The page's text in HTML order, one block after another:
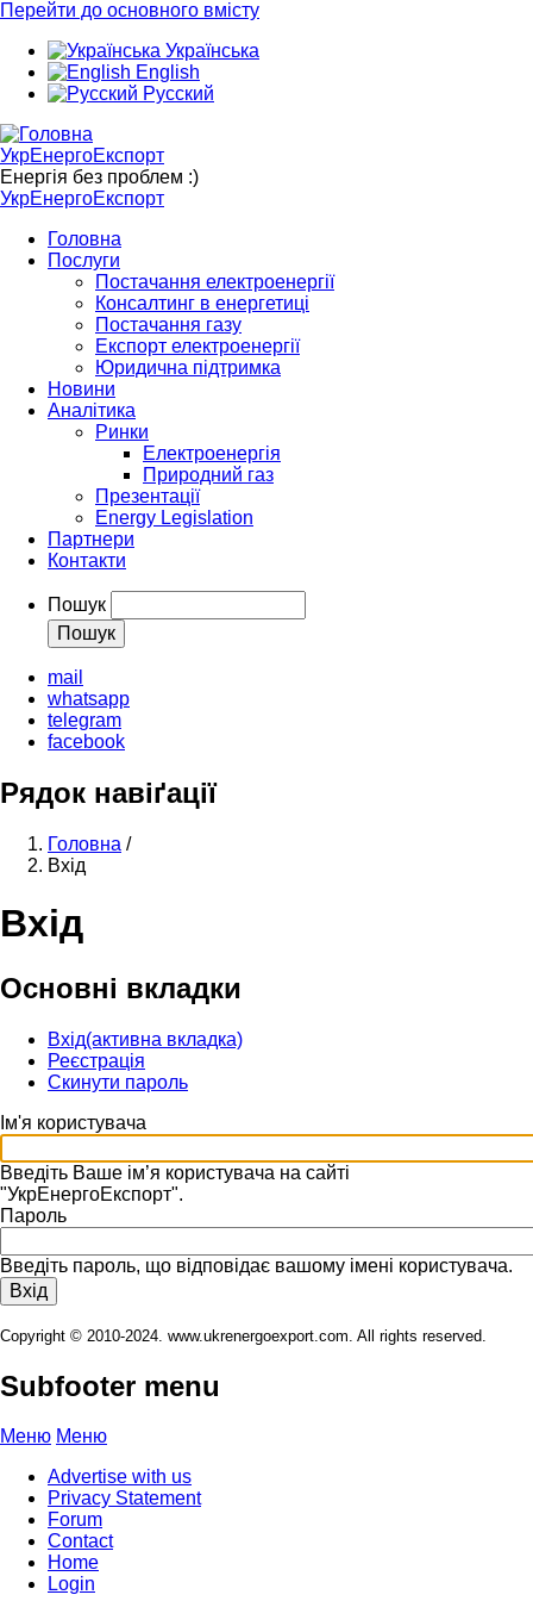
Перейти до основного вмісту
Українська
English
Русский
УкрЕнергоЕкспорт
Енергія без проблем :)
УкрЕнергоЕкспорт
Головна
Послуги
Постачання електроенергії
Консалтинг в енергетиці
Постачання газу
Експорт електроенергії
Юридична підтримка
Новини
Аналітика
Ринки
Електроенергія
Природний газ
Презентації
Energy Legislation
Партнери
Контакти
Пошук
mail
whatsapp
telegram
facebook
Рядок навіґації
Головна /
Вхід
Вхід
Основні вкладки
Вхід(активна вкладка)
Реєстрація
Скинути пароль
Ім'я користувача
Введіть Ваше ім’я користувача на сайті
"УкрЕнергоЕкспорт".
Пароль
Введіть пароль, що відповідає вашому імені користувача.
Copyright © 2010-2024. www.ukrenergoexport.com. All rights reserved.
Subfooter menu
Меню Меню
Advertise with us
Privacy Statement
Forum
Contact
Home
Login